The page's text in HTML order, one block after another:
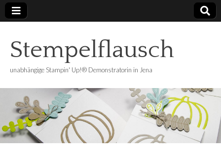
Stempelflausch
unabhängige Stampin' Up!® Demonstratorin in Jena